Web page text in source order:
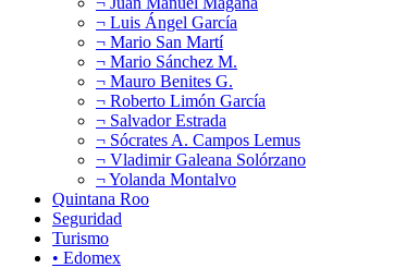
¬ Luis Ángel García
¬ Mario San Martí
¬ Mario Sánchez M.
¬ Mauro Benites G.
¬ Roberto Limón García
¬ Salvador Estrada
¬ Sócrates A. Campos Lemus
¬ Vladimir Galeana Solórzano
¬ Yolanda Montalvo
Quintana Roo
Seguridad
Turismo
• Edomex